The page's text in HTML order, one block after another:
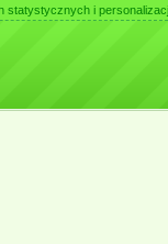
statystycznych i